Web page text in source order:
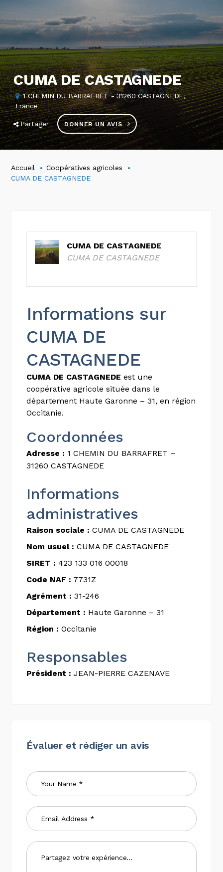
CUMA DE CASTAGNEDE
1 CHEMIN DU BARRAFRET - 31260 CASTAGNEDE,
France
Partager DONNER UN AVIS
Accueil
Coopératives agricoles
CUMA DE CASTAGNEDE
CUMA DE CASTAGNEDE
CUMA DE CASTAGNEDE
Informations sur
CUMA DE
CASTAGNEDE
CUMA DE CASTAGNEDE est une
coopérative agricole située dans le
département Haute Garonne – 31, en région
Occitanie.
Coordonnées
Adresse : 1 CHEMIN DU BARRAFRET –
31260 CASTAGNEDE
Informations
administratives
Raison sociale : CUMA DE CASTAGNEDE
Nom usuel : CUMA DE CASTAGNEDE
SIRET : 423 133 016 00018
Code NAF : 7731Z
Agrément : 31-246
Département : Haute Garonne – 31
Région : Occitanie
Responsables
Président : JEAN-PIERRE CAZENAVE
Évaluer et rédiger un avis